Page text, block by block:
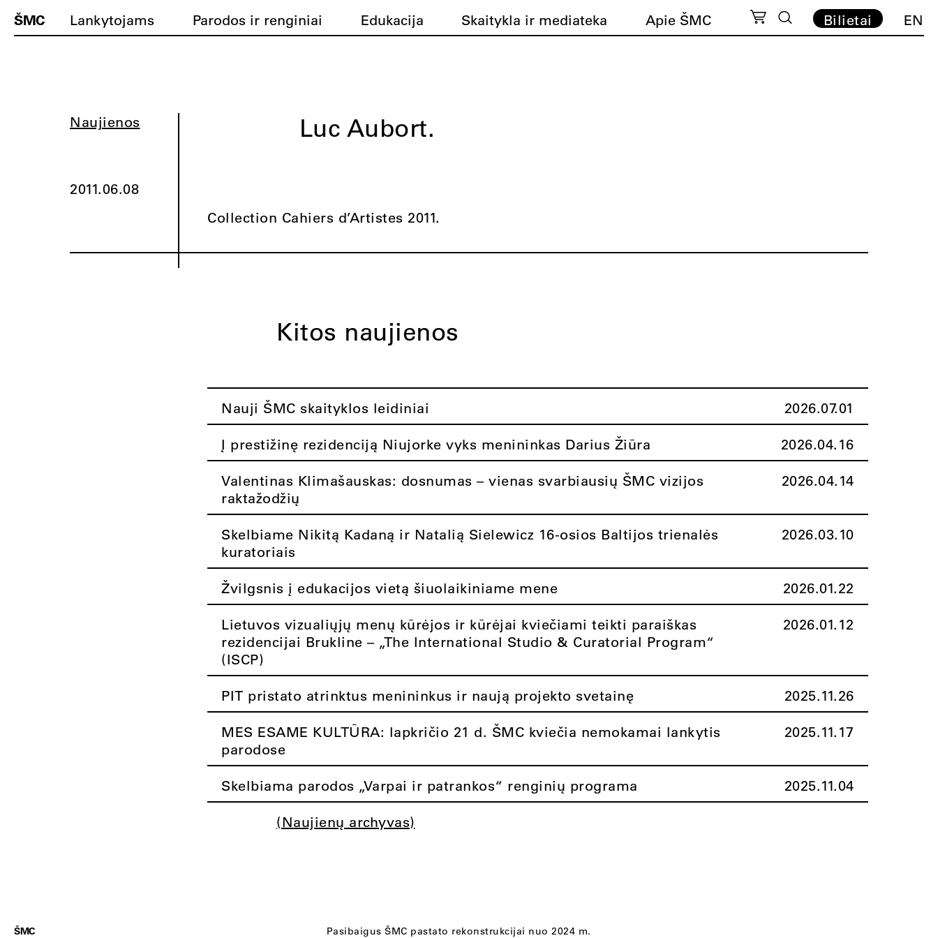
ŠMC Lankytojams Parodos ir renginiai Edukacija Skaitykla ir mediateka Apie ŠMC Bilietai EN
Naujienos
2011.06.08
Luc Aubort.
Collection Cahiers d’Artistes 2011.
Kitos naujienos
Nauji ŠMC skaityklos leidiniai 2026.07.01
Į prestižinę rezidenciją Niujorke vyks menininkas Darius Žiūra 2026.04.16
Valentinas Klimašauskas: dosnumas – vienas svarbiausių ŠMC vizijos
raktažodžių
2026.04.14
Skelbiame Nikitą Kadaną ir Natalią Sielewicz 16-osios Baltijos trienalės
kuratoriais
2026.03.10
Žvilgsnis į edukacijos vietą šiuolaikiniame mene 2026.01.22
Lietuvos vizualiųjų menų kūrėjos ir kūrėjai kviečiami teikti paraiškas
rezidencijai Brukline – „The International Studio & Curatorial Program“
(ISCP)
2026.01.12
PIT pristato atrinktus menininkus ir naują projekto svetainę 2025.11.26
MES ESAME KULTŪRA: lapkričio 21 d. ŠMC kviečia nemokamai lankytis
parodose
2025.11.17
Skelbiama parodos „Varpai ir patrankos“ renginių programa 2025.11.04
(Naujienų archyvas)
ŠMC
Pasibaigus ŠMC pastato rekonstrukcijai nuo 2024 m.